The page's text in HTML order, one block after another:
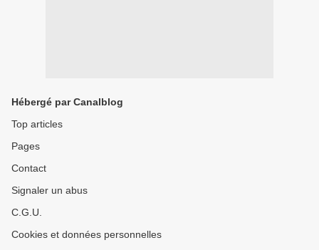
Hébergé par Canalblog
Top articles
Pages
Contact
Signaler un abus
C.G.U.
Cookies et données personnelles